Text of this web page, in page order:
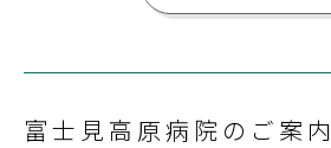
富士見高原病院のご案内